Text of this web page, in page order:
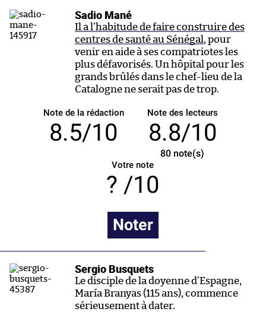
Sadio Mané
Il a l’habitude de faire construire des
centres de santé au Sénégal, pour
venir en aide à ses compatriotes les
plus défavorisés. Un hôpital pour les
grands brûlés dans le chef-lieu de la
Catalogne ne serait pas de trop.
Note de la rédaction
8.5/10
Note des lecteurs
8.8/10
80 note(s)
Votre note
/10
Noter
Sergio Busquets
Le disciple de la doyenne d’Espagne,
María Branyas (115 ans), commence
sérieusement à dater.